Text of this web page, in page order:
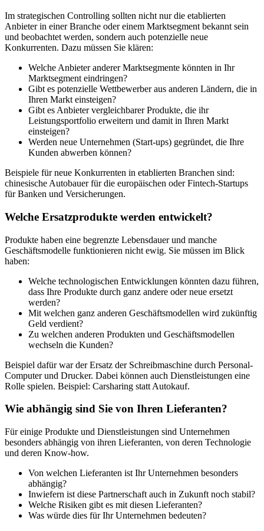
Im strategischen Controlling sollten nicht nur die etablierten
Anbieter in einer Branche oder einem Marktsegment bekannt sein
und beobachtet werden, sondern auch potenzielle neue
Konkurrenten. Dazu müssen Sie klären:
Welche Anbieter anderer Marktsegmente könnten in Ihr
Marktsegment eindringen?
Gibt es potenzielle Wettbewerber aus anderen Ländern, die in
Ihren Markt einsteigen?
Gibt es Anbieter vergleichbarer Produkte, die ihr
Leistungsportfolio erweitern und damit in Ihren Markt
einsteigen?
Werden neue Unternehmen (Start-ups) gegründet, die Ihre
Kunden abwerben können?
Beispiele für neue Konkurrenten in etablierten Branchen sind:
chinesische Autobauer für die europäischen oder Fintech-Startups
für Banken und Versicherungen.
Welche Ersatzprodukte werden entwickelt?
Produkte haben eine begrenzte Lebensdauer und manche
Geschäftsmodelle funktionieren nicht ewig. Sie müssen im Blick
haben:
Welche technologischen Entwicklungen könnten dazu führen,
dass Ihre Produkte durch ganz andere oder neue ersetzt
werden?
Mit welchen ganz anderen Geschäftsmodellen wird zukünftig
Geld verdient?
Zu welchen anderen Produkten und Geschäftsmodellen
wechseln die Kunden?
Beispiel dafür war der Ersatz der Schreibmaschine durch Personal-
Computer und Drucker. Dabei können auch Dienstleistungen eine
Rolle spielen. Beispiel: Carsharing statt Autokauf.
Wie abhängig sind Sie von Ihren Lieferanten?
Für einige Produkte und Dienstleistungen sind Unternehmen
besonders abhängig von ihren Lieferanten, von deren Technologie
und deren Know-how.
Von welchen Lieferanten ist Ihr Unternehmen besonders
abhängig?
Inwiefern ist diese Partnerschaft auch in Zukunft noch stabil?
Welche Risiken gibt es mit diesen Lieferanten?
Was würde dies für Ihr Unternehmen bedeuten?